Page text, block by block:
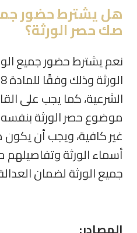
هل يشترط حضور
صك حصر الورثة؟
نعم يشترط حضور جميع
الشرعية، كما يجب على
موضوع حصر الورثة بنفسه
غير كافية، ويجب أن
أسماء الورثة
جميع الورثة لضمان